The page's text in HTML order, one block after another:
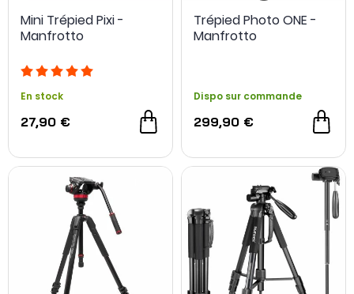
Mini Trépied Pixi -
Manfrotto
En stock
27,90 €
Trépied Photo ONE -
Manfrotto
Dispo sur commande
299,90 €